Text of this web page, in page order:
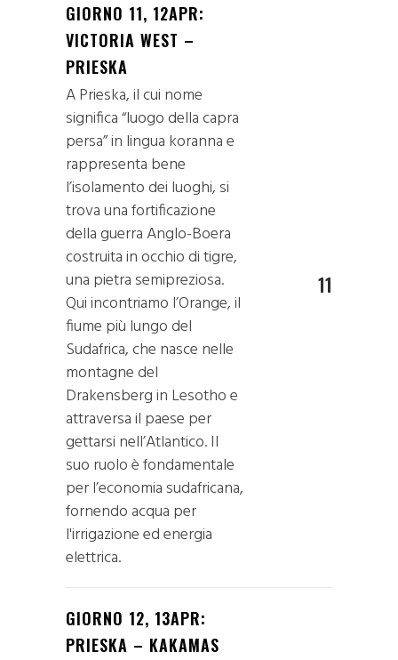
GIORNO 11, 12APR:
VICTORIA WEST –
PRIESKA
A Prieska, il cui nome
significa “luogo della capra
persa” in lingua koranna e
rappresenta bene
l’isolamento dei luoghi, si
trova una fortificazione
della guerra Anglo-Boera
costruita in occhio di tigre,
una pietra semipreziosa.
Qui incontriamo l’Orange, il
fiume più lungo del
Sudafrica, che nasce nelle
montagne del
Drakensberg in Lesotho e
attraversa il paese per
gettarsi nell’Atlantico. Il
suo ruolo è fondamentale
per l’economia sudafricana,
fornendo acqua per
l'irrigazione ed energia
elettrica.
11
GIORNO 12, 13APR:
PRIESKA – KAKAMAS